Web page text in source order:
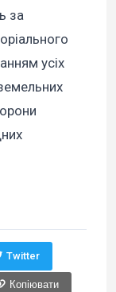
за
усіх
Twitter
Копіювати